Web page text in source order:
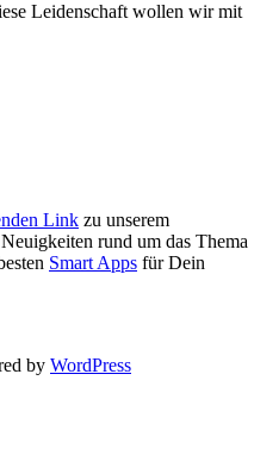
Leidenschaft wollen wir mit
Link zu unserem
rund um das Thema
Smart Apps für Dein
by WordPress